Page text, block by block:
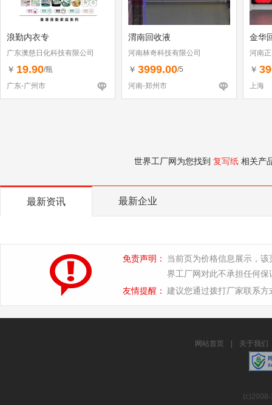
浪勤内衣专
广东澳慈日化科技有限公司
￥ 19.90/瓶
广东-广州市
渭南回收液
河南林奇科技有限公司
￥ 3999.00/5
河南-郑州市
金华
河南
￥
上海
世界工厂网为您找到 复写纸 相关产
最新资讯 最新企业
免责声明：
当前页为价格信息展示，
界工厂网对此不承担任何保
友情提醒： 建议您通过拨打厂家联系
网站首页 关于我们